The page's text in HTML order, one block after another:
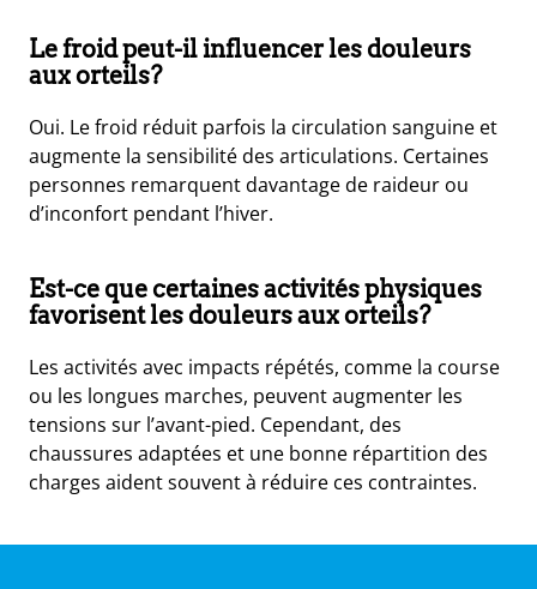
Le froid peut-il influencer les douleurs
aux orteils?
Oui. Le froid réduit parfois la circulation sanguine et
augmente la sensibilité des articulations. Certaines
personnes remarquent davantage de raideur ou
d’inconfort pendant l’hiver.
Est-ce que certaines activités physiques
favorisent les douleurs aux orteils?
Les activités avec impacts répétés, comme la course
ou les longues marches, peuvent augmenter les
tensions sur l’avant-pied. Cependant, des
chaussures adaptées et une bonne répartition des
charges aident souvent à réduire ces contraintes.